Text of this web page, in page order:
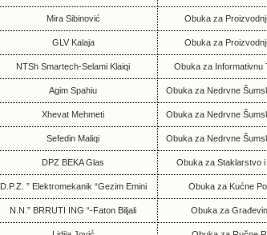
Mira Sibinović Obuka za
GLV Kalaja Obuka za
NTSh Smartech-Selami Klaiqi Obuka za Informativnu
Agim Spahiu Obuka za Nedrvne
Xhevat Mehmeti Obuka za Nedrvne
Sefedin Maliqi Obuka za Nedrvne
DPZ BEKA Glas Obuka za Staklarstvo
D.P.Z. ” Elektromekanik “Gezim Emini Obuka za Kućne
N.N.” BRRUTI ING “-Faton Biljali Obuka za